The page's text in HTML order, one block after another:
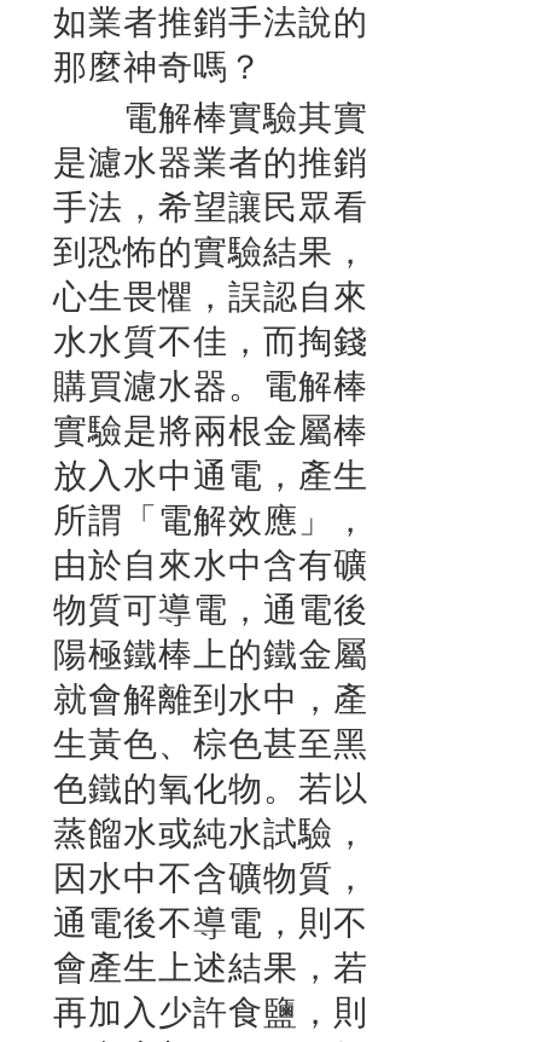
如業者推銷手法說的
那麼神奇嗎？
電解棒實驗其實
是濾水器業者的推銷
手法，希望讓民眾看
到恐怖的實驗結果，
心生畏懼，誤認自來
水水質不佳，而掏錢
購買濾水器。電解棒
實驗是將兩根金屬棒
放入水中通電，產生
所謂「電解效應」，
由於自來水中含有礦
物質可導電，通電後
陽極鐵棒上的鐵金屬
就會解離到水中，產
生黃色、棕色甚至黑
色鐵的氧化物。若以
蒸餾水或純水試驗，
因水中不含礦物質，
通電後不導電，則不
會產生上述結果，若
再加入少許食鹽，則